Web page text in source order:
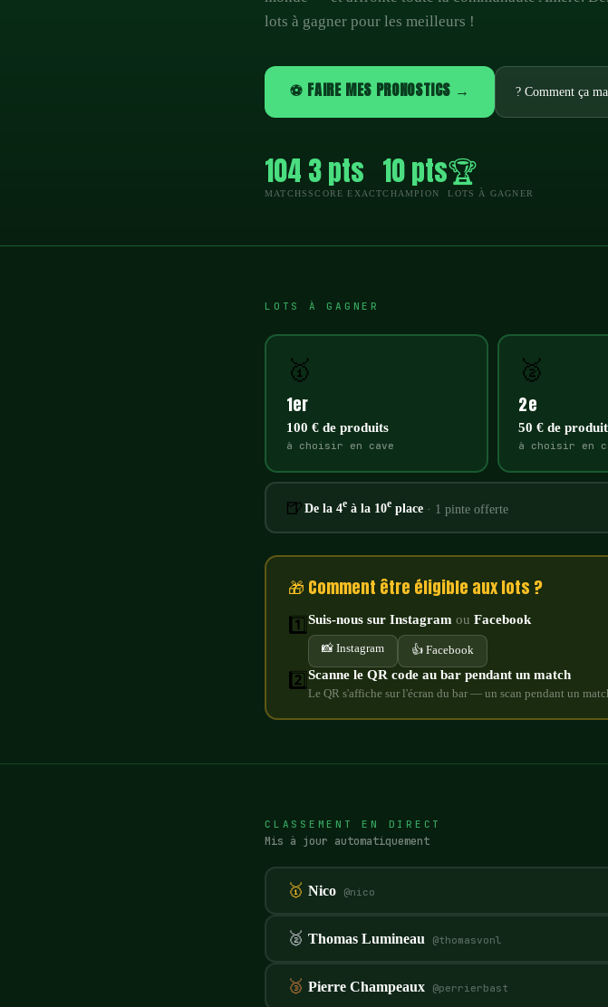
lots à gagner pour les meilleurs !
⚽ FAIRE MES PRONOSTICS → ? Comment ça
104
MATCHS
3 pts
SCORE EXACT
10 pts
CHAMPION
🏆
LOTS À GAGNER
LOTS À GAGNER
🥇
1er
100 € de produits
à choisir en cave
🥈
2e
50 € de
à choisir en
🍺 De la 4eà la 10eplace · 1 pinte offerte
🎁 Comment être éligible aux lots ?
1️⃣Suis-nous sur Instagram ou Facebook
📸 Instagram 👍 Facebook
2️⃣Scanne le QR code au bar pendant un match
Le QR s'affiche sur l'écran du bar — un scan pendant un
CLASSEMENT EN DIRECT
Mis à jour automatiquement
🥇 Nico @nico
🥈 Thomas Lumineau @thomasvonl
🥉 Pierre Champeaux @perrierbast